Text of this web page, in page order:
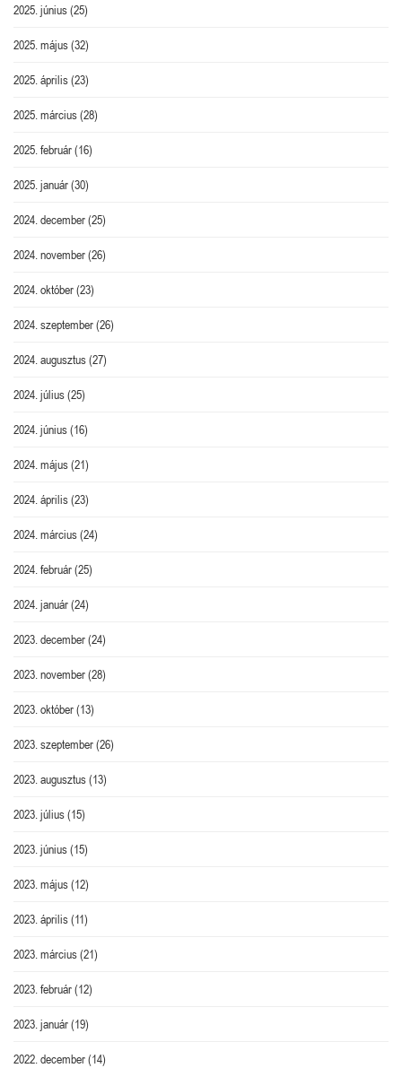
2025. június(25)
2025. május(32)
2025. április(23)
2025. március(28)
2025. február(16)
2025. január(30)
2024. december(25)
2024. november(26)
2024. október(23)
2024. szeptember(26)
2024. augusztus(27)
2024. július(25)
2024. június(16)
2024. május(21)
2024. április(23)
2024. március(24)
2024. február(25)
2024. január(24)
2023. december(24)
2023. november(28)
2023. október(13)
2023. szeptember(26)
2023. augusztus(13)
2023. július(15)
2023. június(15)
2023. május(12)
2023. április(11)
2023. március(21)
2023. február(12)
2023. január(19)
2022. december(14)